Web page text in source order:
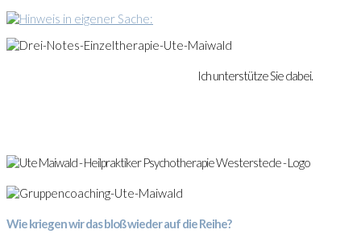
Ich unterstütze Sie dabei.
Wie kriegen wir das bloß wieder auf die Reihe?